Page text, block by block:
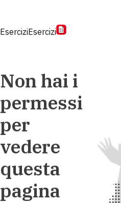
EserciziEsercizi
Non hai i
permessi
per
vedere
questa
pagina